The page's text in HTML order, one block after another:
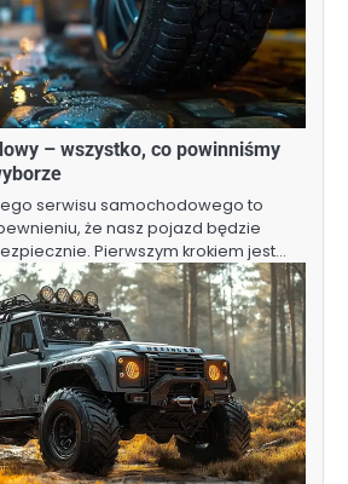
– wszystko, co powinniśmy
serwisu samochodowego to
że nasz pojazd będzie
Pierwszym krokiem jest…